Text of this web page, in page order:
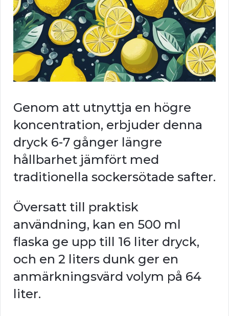
Genom att utnyttja en högre
koncentration, erbjuder denna
dryck 6-7 gånger längre
hållbarhet jämfört med
traditionella sockersötade safter.
Översatt till praktisk
användning, kan en 500 ml
flaska ge upp till 16 liter dryck,
och en 2 liters dunk ger en
anmärkningsvärd volym på 64
liter.